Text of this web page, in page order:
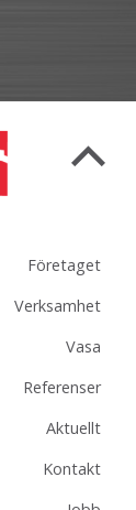
Företaget
Verksamhet
Vasa
Referenser
Aktuellt
Kontakt